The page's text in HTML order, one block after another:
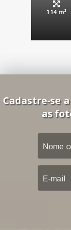
114 m²
Cadastre-se
as